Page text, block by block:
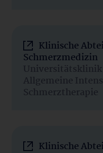
Klinische
Schmerzmedizin
Universitätsklinik
Allgemeine
Schmerztherapie
Klinische